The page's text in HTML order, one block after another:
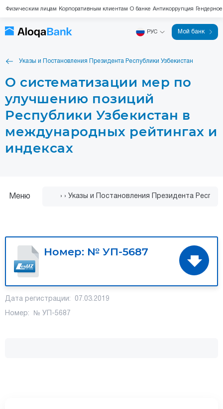
Физическим лицам Корпоративным клиентам О банке Антикоррупция
РУС Мой банк
Указы и Постановления Президента Республики Узбекистан
О систематизации мер по
улучшению позиций
Республики Узбекистан в
международных рейтингах и
индексах
Меню
Номер: № УП-5687
Дата регистрации: 07.03.2019
Номер: № УП-5687